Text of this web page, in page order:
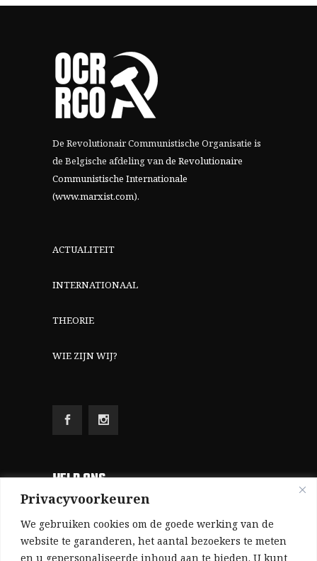
Privacyvoorkeuren
We gebruiken cookies om de goede werking van de
website te garanderen, het aantal bezoekers te meten
en u gepersonaliseerde inhoud aan te bieden. U kunt
De Revolutionair Communistische Organisatie is
de Belgische afdeling vande Revolutionaire
Communistische Internationale
(www.marxist.com).
ACTUALITEIT
INTERNATIONAAL
THEORIE
WIE ZIJN WIJ?
HELP ONS
Aangezien we volledig zelf gefinancierd zijn
(zonder subsidies, zonder commerciële
advertenties en zonder rijke sponsors), zijn we